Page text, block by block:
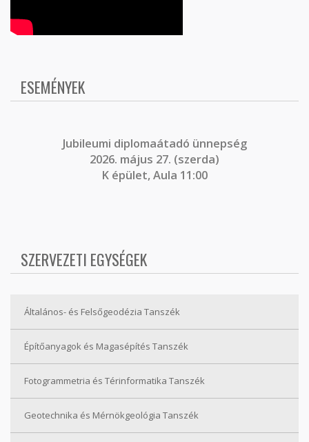
ESEMÉNYEK
Jubileumi diplomaátadó ünnepség
2026. május 27. (szerda)
K épület, Aula 11:00
SZERVEZETI EGYSÉGEK
Általános- és Felsőgeodézia Tanszék
Építőanyagok és Magasépítés Tanszék
Fotogrammetria és Térinformatika Tanszék
Geotechnika és Mérnökgeológia Tanszék